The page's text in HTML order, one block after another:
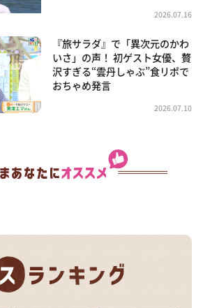
2026.07.16
『旅サラダ』で「異次元のかわ
いさ」の声！ 初ゲスト女優、贅
沢すぎる“雲丹しゃぶ”食リポで
おちゃめ発言
2026.07.10